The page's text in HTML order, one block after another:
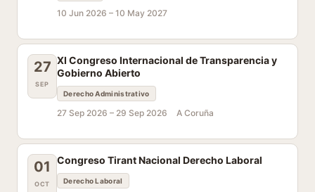
10 Jun 2026 – 10 May 2027
27
SEP
XI Congreso Internacional de Transparencia y
Gobierno Abierto
Derecho Administrativo
27 Sep 2026 – 29 Sep 2026 A Coruña
01
OCT
Congreso Tirant Nacional Derecho Laboral
Derecho Laboral